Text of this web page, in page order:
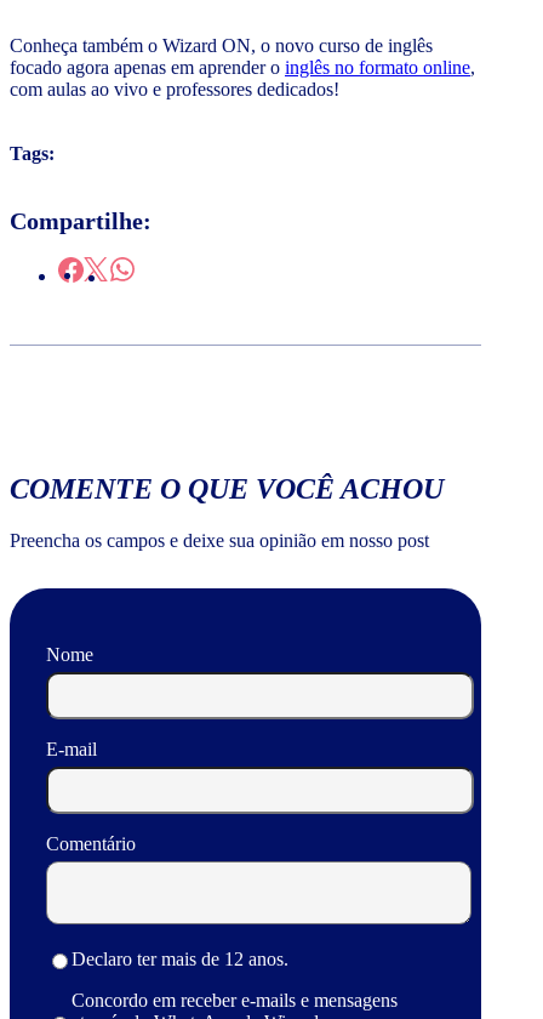
Conheça também o Wizard ON, o novo curso de inglês
focado agora apenas em aprender o inglês no formato online,
com aulas ao vivo e professores dedicados!
Tags:
Compartilhe:
COMENTE O QUE VOCÊ ACHOU
Preencha os campos e deixe sua opinião em nosso post
Nome
E-mail
Comentário
Declaro ter mais de 12 anos.
Concordo em receber e-mails e mensagens